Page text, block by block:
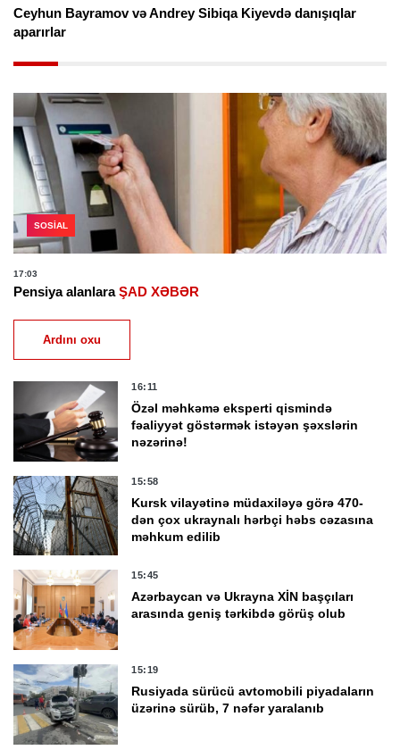
Ceyhun Bayramov və Andrey Sibiqa Kiyevdə danışıqlar
aparırlar
SOSIAL
17:03
Pensiya alanlaraŞAD XƏBƏR
Ardını oxu
16:11
Özəl məhkəmə eksperti qismində
fəaliyyət göstərmək istəyən şəxslərin
nəzərinə!
15:58
Kursk vilayətinə müdaxiləyə görə 470-
dən çox ukraynalı hərbçi həbs cəzasına
məhkum edilib
15:45
Azərbaycan və Ukrayna XİN başçıları
arasında geniş tərkibdə görüş olub
15:19
Rusiyada sürücü avtomobili piyadaların
üzərinə sürüb, 7 nəfər yaralanıb